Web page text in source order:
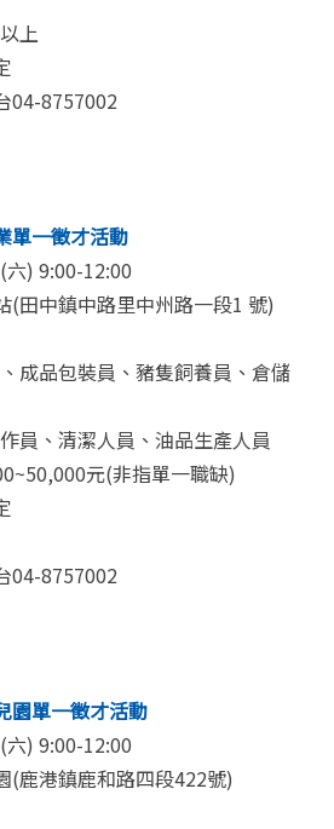
上
04-8757002
單一徵才活動
) 9:00-12:00
(田中鎮中路里中州路一段1 號)
成品包裝員、豬隻飼養員、倉儲
員、清潔人員、油品生產人員
元(非指單一職缺)
04-8757002
園單一徵才活動
) 9:00-12:00
(鹿港鎮鹿和路四段422號)